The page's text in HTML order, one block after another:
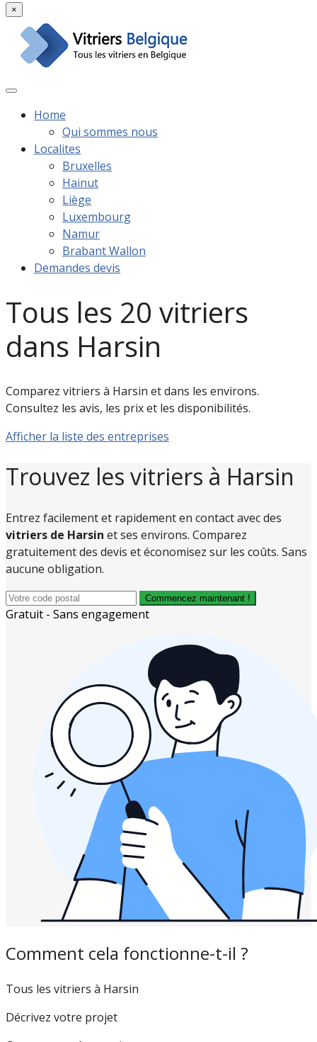
×
Home
Qui sommes nous
Localites
Bruxelles
Hainut
Liège
Luxembourg
Namur
Brabant Wallon
Demandes devis
Tous les 20 vitriers
dans Harsin
Comparez vitriers à Harsin et dans les environs.
Consultez les avis, les prix et les disponibilités.
Afficher la liste des entreprises
Trouvez les vitriers à Harsin
Entrez facilement et rapidement en contact avec des
vitriers de Harsin et ses environs. Comparez
gratuitement des devis et économisez sur les coûts. Sans
aucune obligation.
Commencez maintenant !
Gratuit - Sans engagement
Comment cela fonctionne-t-il ?
Tous les vitriers à Harsin
Décrivez votre projet